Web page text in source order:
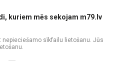
kuriem mēs sekojam m79.lv
nepieciešamo sīkfailu lietošanu. Jūs